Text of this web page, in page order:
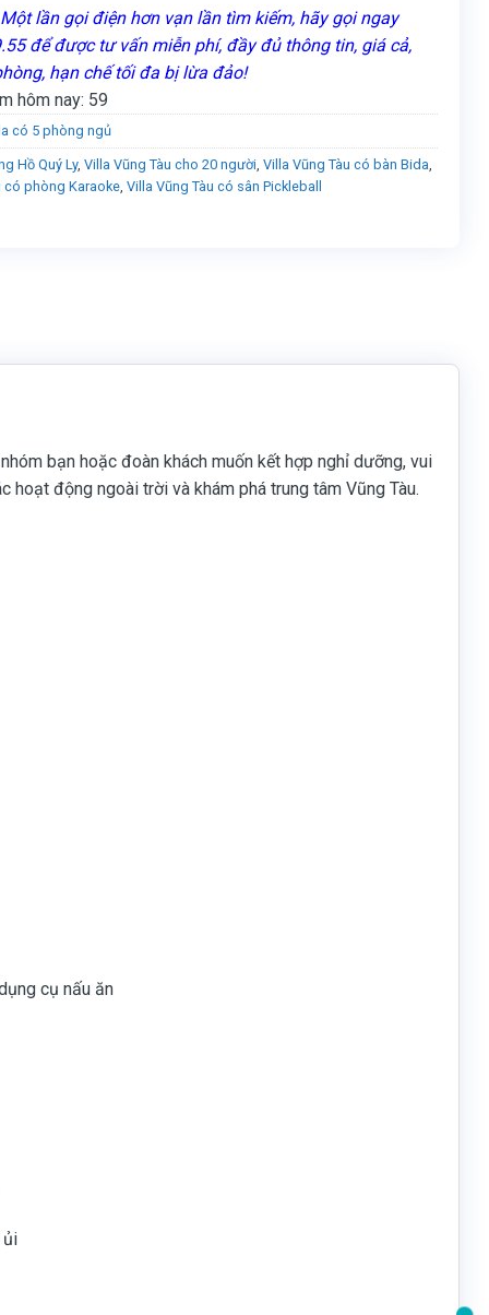
Một lần gọi điện hơn vạn lần tìm kiếm, hãy gọi ngay
để được tư vấn miễn phí, đầy đủ thông tin, giá cả,
hạn chế tối đa bị lừa đảo!
hôm nay: 59
có 5 phòng ngủ
Hồ Quý Ly, Villa Vũng Tàu cho 20 người Villa Vũng Tàu có bàn Bida
có phòng Karaoke Villa Vũng Tàu có sân Pickleball
bạn hoặc đoàn khách muốn kết hợp nghỉ dưỡng, vui
động ngoài trời và khám phá trung tâm Vũng Tàu.
cụ nấu ăn
ủi